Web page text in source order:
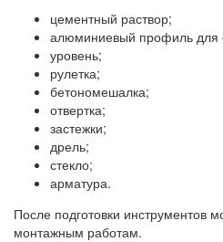
цементный раствор;
алюминиевый профиль для
уровень;
рулетка;
бетономешалка;
отвертка;
застежки;
дрель;
стекло;
арматура.
После подготовки инструментов
монтажным работам.